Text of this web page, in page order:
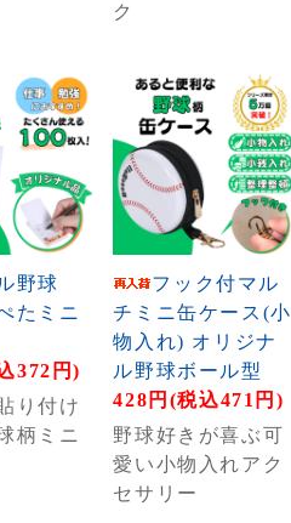
ク
野球
たミニ
372円)
り付け
柄ミニ
フック付マル
チミニ缶ケース(小
物入れ) オリジナ
ル野球ボール型
428円(税込471円)
野球好きが喜ぶ可
愛い小物入れアク
セサリー